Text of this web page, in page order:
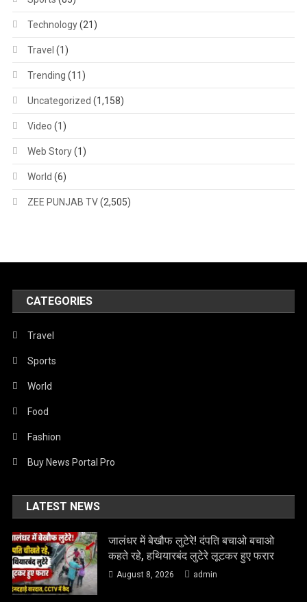
Technology(21)
Travel (1)
Trending (11)
Uncategorized (1,158)
Video (1)
Web Story(1)
World (6)
ZEE PUNJAB TV(2,505)
CATEGORIES
Travel
Sports
World
Food
Fashion
Buy News Portal Pro
LATEST NEWS
जालंधर में बेखौफ लुटेरे! दंपति बचाओ बचाओ
कहते रहे, हथियारबंद लुटेरे लूटकर हुए फरार
August 8, 2026 admin